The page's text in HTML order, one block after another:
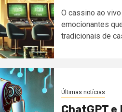
O cassino ao
emocionantes
tradicionais de
Últimas notícias